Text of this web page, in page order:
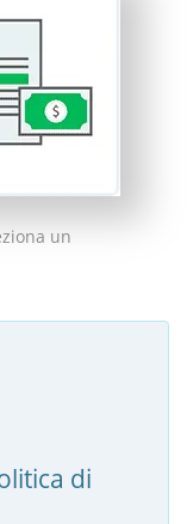
un
di